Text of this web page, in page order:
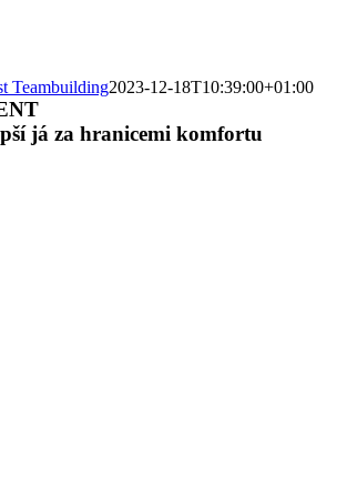
Teambuilding2023-12-18T10:39:00+01:00
já za hranicemi komfortu